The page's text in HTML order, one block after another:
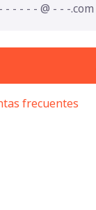
- - - - - - @ - - -.com
frecuentes